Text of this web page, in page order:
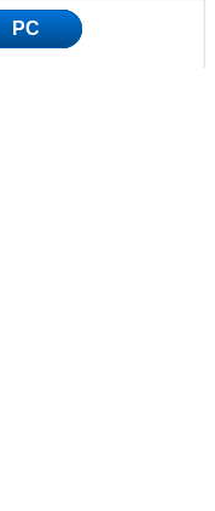
PC